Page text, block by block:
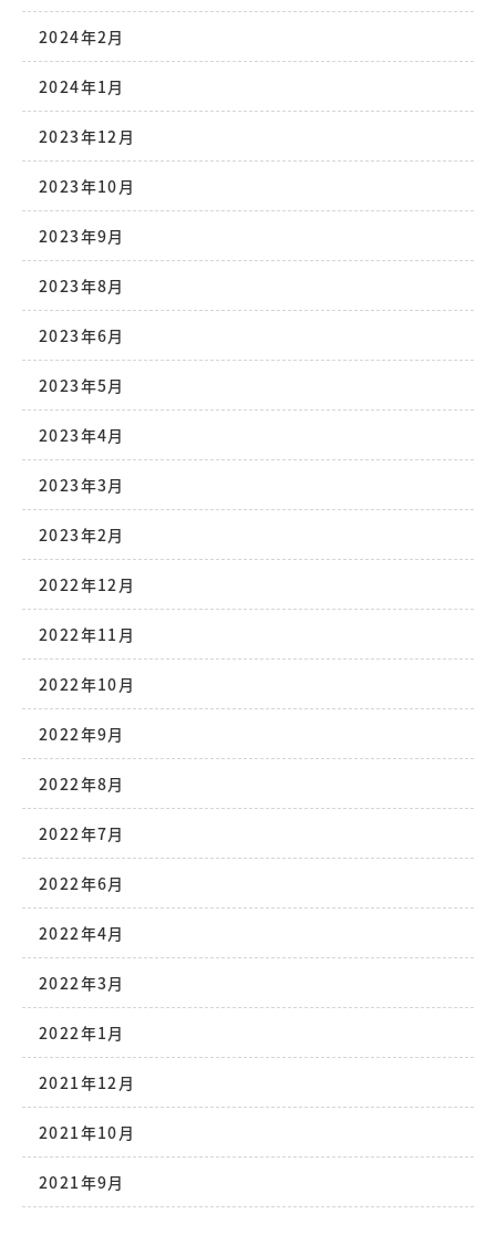
2024年2月
2024年1月
2023年12月
2023年10月
2023年9月
2023年8月
2023年6月
2023年5月
2023年4月
2023年3月
2023年2月
2022年12月
2022年11月
2022年10月
2022年9月
2022年8月
2022年7月
2022年6月
2022年4月
2022年3月
2022年1月
2021年12月
2021年10月
2021年9月